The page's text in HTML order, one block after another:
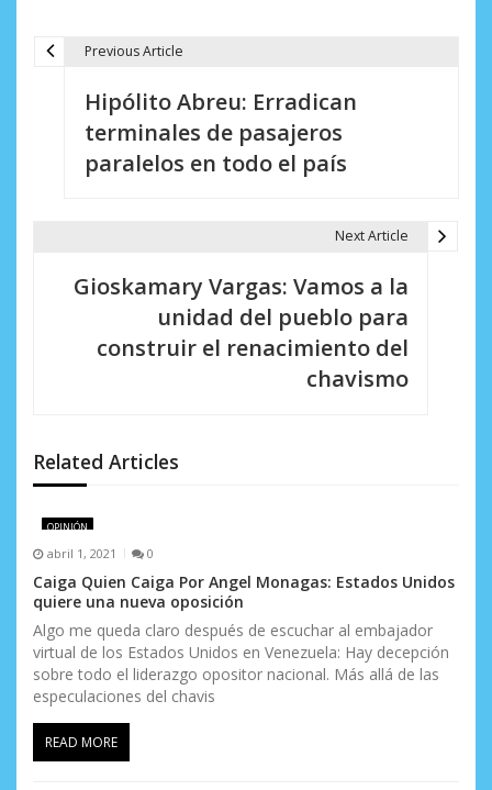
d
e
n
t
r
a
d
Previous Article
Hipólito Abreu: Erradican
terminales de pasajeros
paralelos en todo el país
Next Article
Gioskamary Vargas: Vamos a la
unidad del pueblo para
construir el renacimiento del
chavismo
Related Articles
OPINIÓN
abril 1, 2021 0
Caiga Quien Caiga Por Angel Monagas: Estados Unidos
quiere una nueva oposición
Algo me queda claro después de escuchar al embajador
virtual de los Estados Unidos en Venezuela: Hay decepción
sobre todo el liderazgo opositor nacional. Más allá de las
especulaciones del chavis
READ MORE